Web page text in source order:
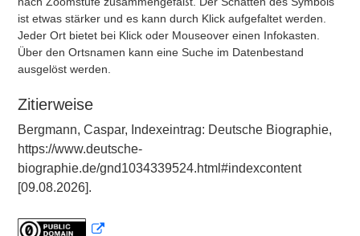
ist etwas stärker und es kann durch Klick aufgefaltet werden.
Jeder Ort bietet bei Klick oder Mouseover einen Infokasten.
Über den Ortsnamen kann eine Suche im Datenbestand
ausgelöst werden.
Zitierweise
Bergmann, Caspar, Indexeintrag: Deutsche Biographie,
https://www.deutsche-
biographie.de/gnd1034339524.html#indexcontent
[09.08.2026].